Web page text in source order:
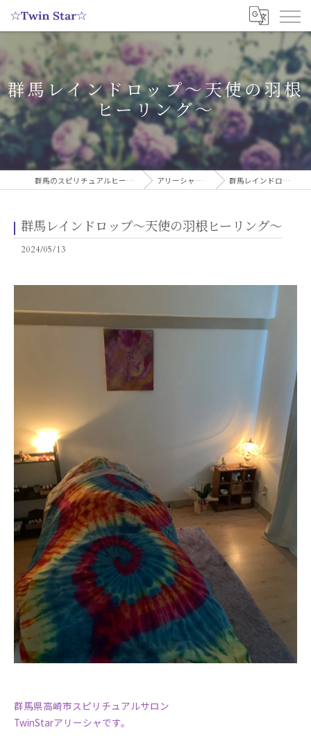
群馬レインドロップ〜天使の羽根
ヒーリング〜
群馬のスピリチュアルヒーリングサロンなら実績多数の☆Twin Star☆ アリーシャのスピリチュアルブログ 群馬レインドロップ〜天使の羽根ヒーリング〜
群馬レインドロップ〜天使の羽根ヒーリング〜
2024/05/13
群馬県高崎市スピリチュアルサロン
TwinStarアリーシャです。